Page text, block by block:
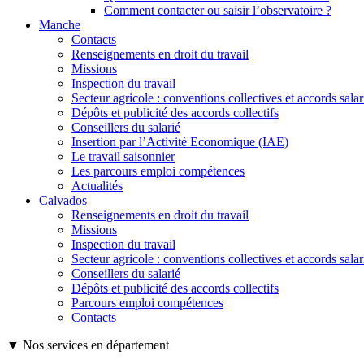
Comment contacter ou saisir l’observatoire ?
Manche
Contacts
Renseignements en droit du travail
Missions
Inspection du travail
Secteur agricole : conventions collectives et accords
Dépôts et publicité des accords collectifs
Conseillers du salarié
Insertion par l’Activité Economique (IAE)
Le travail saisonnier
Les parcours emploi compétences
Actualités
Calvados
Renseignements en droit du travail
Missions
Inspection du travail
Secteur agricole : conventions collectives et accords
Conseillers du salarié
Dépôts et publicité des accords collectifs
Parcours emploi compétences
Contacts
▼ Nos services en département